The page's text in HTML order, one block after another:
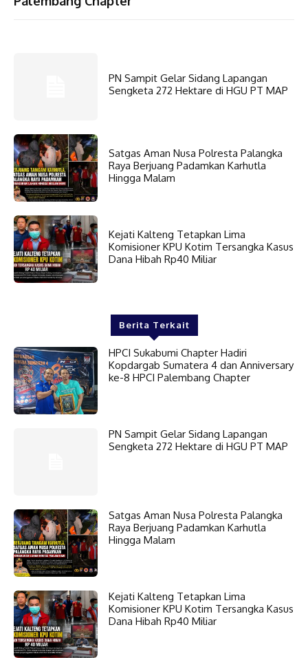
PN Sampit Gelar Sidang Lapangan
Sengketa 272 Hektare di HGU PT MAP
Satgas Aman Nusa Polresta Palangka
Raya Berjuang Padamkan Karhutla
Hingga Malam
Kejati Kalteng Tetapkan Lima
Komisioner KPU Kotim Tersangka Kasus
Dana Hibah Rp40 Miliar
Berita Terkait
HPCI Sukabumi Chapter Hadiri
Kopdargab Sumatera 4 dan Anniversary
ke-8 HPCI Palembang Chapter
PN Sampit Gelar Sidang Lapangan
Sengketa 272 Hektare di HGU PT MAP
Satgas Aman Nusa Polresta Palangka
Raya Berjuang Padamkan Karhutla
Hingga Malam
Kejati Kalteng Tetapkan Lima
Komisioner KPU Kotim Tersangka Kasus
Dana Hibah Rp40 Miliar